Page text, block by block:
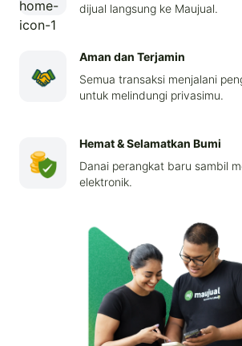
dijual langsung ke Maujual.
Aman dan Terjamin
Semua transaksi menjalani
untuk melindungi privasimu.
Hemat & Selamatkan Bumi
Danai perangkat baru sambil
elektronik.